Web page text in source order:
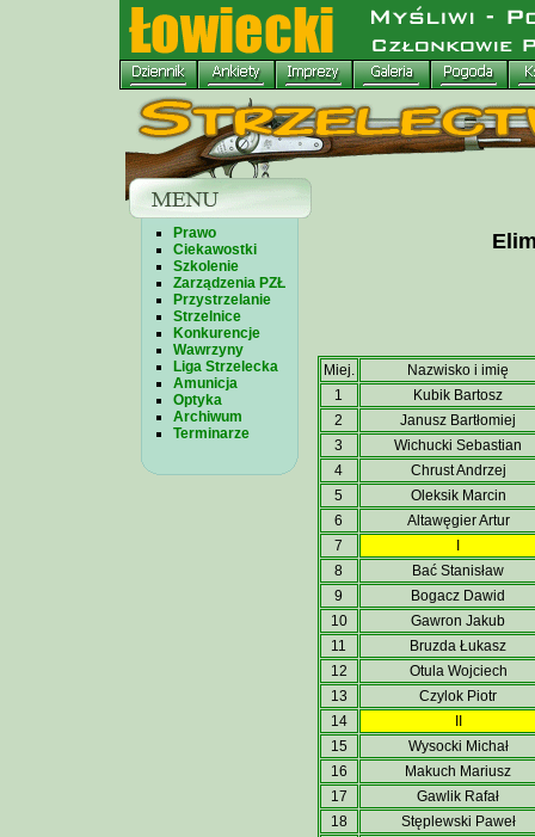
Prawo
Ciekawostki
Szkolenie
Zarządzenia PZŁ
Przystrzelanie
Strzelnice
Konkurencje
Wawrzyny
Liga Strzelecka
Amunicja
Optyka
Archiwum
Terminarze
Miej.
Nazwisko i imię
1
Kubik Bartosz
2
Janusz Bartłomiej
3
Wichucki Sebastian
4
Chrust Andrzej
5
Oleksik Marcin
6
Altawęgier Artur
7
8
Bać Stanisław
9
Bogacz Dawid
10
Gawron Jakub
11
Bruzda Łukasz
12
Otula Wojciech
13
Czylok Piotr
14
15
Wysocki Michał
16
Makuch Mariusz
17
Gawlik Rafał
18
Stęplewski Paweł